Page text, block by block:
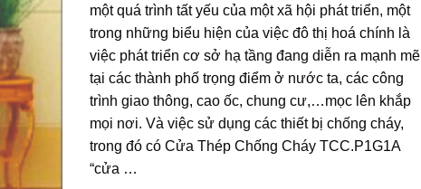
một quá trình tất yếu của một xã hội phát triển, một
trong những biểu hiện của việc đô thị hoá chính là
việc phát triển cơ sở hạ tầng đang diễn ra mạnh mẽ
tại các thành phố trọng điểm ở nước ta, các công
trình giao thông, cao ốc, chung cư,…mọc lên khắp
mọi nơi. Và việc sử dụng các thiết bị chống cháy,
trong đó có Cửa Thép Chống Cháy TCC.P1G1A
“cửa …